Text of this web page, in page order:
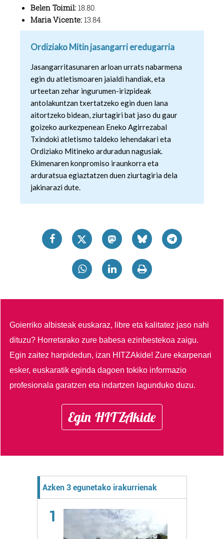
Belen Toimil: 18.80.
Maria Vicente: 13.84.
Ordiziako Mitin jasangarri eredugarria
Jasangarritasunaren arloan urrats nabarmena
egin du atletismoaren jaialdi handiak, eta
urteetan zehar ingurumen-irizpideak
antolakuntzan txertatzeko egin duen lana
aitortzeko bidean, ziurtagiri bat jaso du gaur
goizeko aurkezpenean Eneko Agirrezabal
Txindoki atletismo taldeko lehendakari eta
Ordiziako Mitineko arduradun nagusiak.
Ekimenaren konpromiso iraunkorra eta
arduratsua egiaztatzen duen ziurtagiria dela
jakinarazi dute.
Goierriko albisteak euskaraz, libre eta kalitatez jaso nahi
dituzu? Horretarako zure babesa ezinbestekoa zaigu.
Egin zaitez harpidedun, izan HITZAkide!Zure ekarpenari
esker, euskaratik eginda dagoen tokiko informazio
profesionala garatzen eta indartzen lagunduko duzu.
Egin HITZAkide
Azken 3 egunetako irakurrienak
1